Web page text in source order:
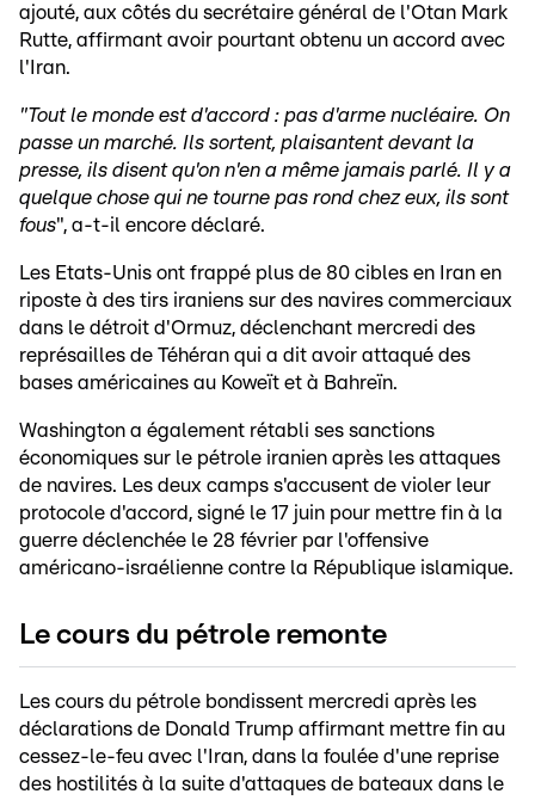
ajouté, aux côtés du secrétaire général de l'Otan Mark
Rutte, affirmant avoir pourtant obtenu un accord avec
l'Iran.
"Tout le monde est d'accord : pas d'arme nucléaire. On
passe un marché. Ils sortent, plaisantent devant la
presse, ils disent qu'on n'en a même jamais parlé. Il y a
quelque chose qui ne tourne pas rond chez eux, ils sont
fous", a-t-il encore déclaré.
Les Etats-Unis ont frappé plus de 80 cibles en Iran en
riposte à des tirs iraniens sur des navires commerciaux
dans le détroit d'Ormuz, déclenchant mercredi des
représailles de Téhéran qui a dit avoir attaqué des
bases américaines au Koweït et à Bahreïn.
Washington a également rétabli ses sanctions
économiques sur le pétrole iranien après les attaques
de navires. Les deux camps s'accusent de violer leur
protocole d'accord, signé le 17 juin pour mettre fin à la
guerre déclenchée le 28 février par l'offensive
américano-israélienne contre la République islamique.
Le cours du pétrole remonte
Les cours du pétrole bondissent mercredi après les
déclarations de Donald Trump affirmant mettre fin au
cessez-le-feu avec l'Iran, dans la foulée d'une reprise
des hostilités à la suite d'attaques de bateaux dans le